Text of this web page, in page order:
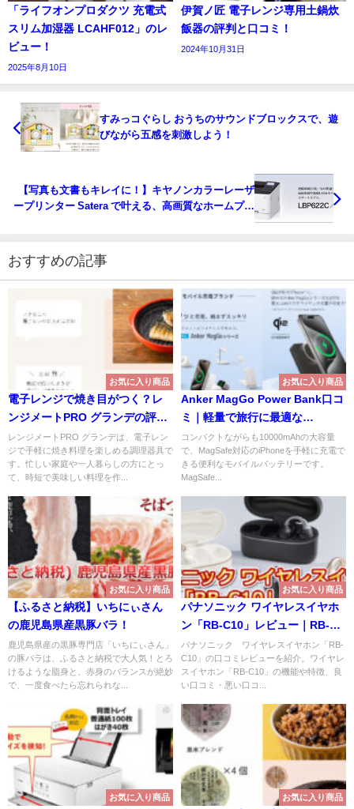
「ライフオンプロダクツ 充電式
スリム加湿器 LCAHF012」のレ
ビュー！
2025年8月10日
伊賀ノ匠 電子レンジ専用土鍋炊
飯器の評判と口コミ！
2024年10月31日
すみっコぐらし おうちのサウンドブロックスで、遊
びながら五感を刺激しよう！
【写真も文書もキレイに！】キヤノンカラーレーザ
ープリンター Satera で叶える、高画質なホームプリ
おすすめの記事
お気に入り商品
電子レンジで焼き目がつく？レ
ンジメートPRO グランデの評判
と使い勝手
レンジメートPRO グランデは、電子レン
ジで手軽に焼き料理を楽しめる調理器具で
す。忙しい家庭や一人暮らしの方にとっ
て、時短で美味しい料理を作...
お気に入り商品
Anker MagGo Power Bank口コ
ミ｜軽量で旅行に最適な
10000mAhモデル
コンパクトながらも10000mAhの大容量
で、MagSafe対応のiPhoneを手軽に充電で
きる便利なモバイルバッテリーです。
MagSafe...
お気に入り商品
【ふるさと納税】いちにぃさん
の鹿児島県産黒豚バラ！
鹿児島県産の黒豚専門店「いちにぃさん」
の豚バラは、ふるさと納税で大人気！とろ
けるような脂身と、赤身のバランスが絶妙
で、一度食べたら忘れられな...
お気に入り商品
パナソニック ワイヤレスイヤホ
ン「RB-C10」レビュー｜RB-
C10は本当におすすめ？
パナソニック ワイヤレスイヤホン「RB-
C10」の口コミレビューを紹介。ワイヤレ
スイヤホン「RB-C10」の機能や特徴、良
い口コミ・悪い口コ...
お気に入り商品 お気に入り商品